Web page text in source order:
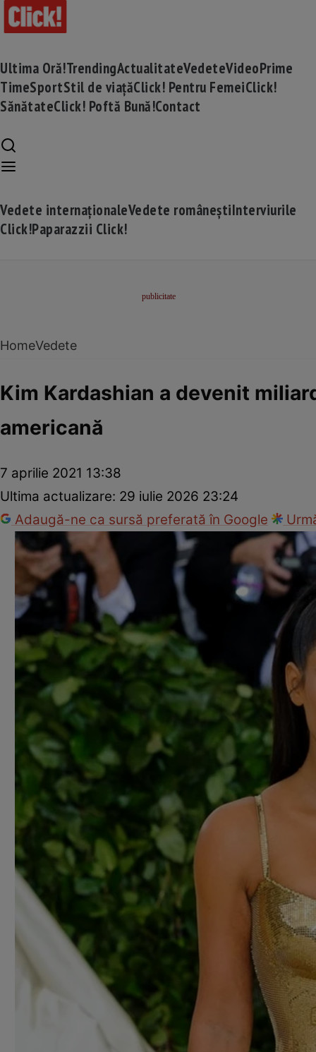
Ultima Oră!TrendingActualitateVedeteVideoPrime
TimeSportStil de viațăClick! Pentru FemeiClick!
SănătateClick! Poftă Bună!Contact
Vedete internaționaleVedete româneștiInterviurile
Click!Paparazzii Click!
HomeVedete
Kim Kardashian a devenit
americană
7 aprilie 2021 13:38
Ultima actualizare: 29 iulie 2026 23:24
Adaugă-ne ca sursă preferată în Google